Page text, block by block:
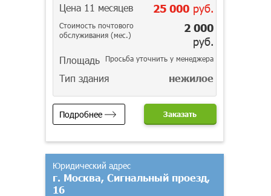
Цена 11 месяцев 25 000руб.
Стоимость почтового
обслуживания (мес.)
2 000
руб.
Площадь Просьба уточнить у менеджера
Тип здания нежилое
Подробнее Заказать
Юридический адрес
г. Москва, Сигнальный проезд,
16